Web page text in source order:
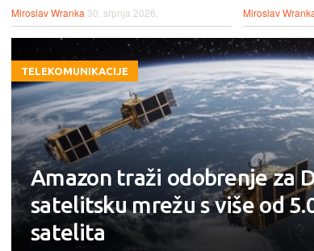
Miroslav Wranka 30. srpnja 2026. Miroslav
TELEKOMUNIKACIJE
Amazon traži odobrenje za
satelitsku mrežu s više od
satelita